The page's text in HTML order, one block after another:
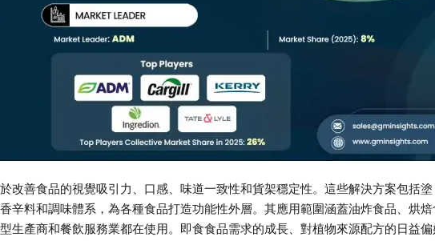
改善食品的視覺吸引力、口感、味道一致性和貨架穩定性。這些解決方案包括塗
辛料和調味體系，為各種食品打造功能性外層。其應用範圍涵蓋油炸食品、烘焙
生產商和餐飲服務業都在使用。即食食品需求的成長、對植物來源配方的日益偏